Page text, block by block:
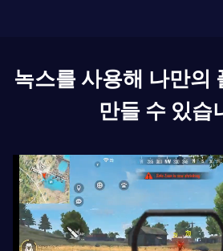
녹스를 사용해 나만의
만들 수 있습